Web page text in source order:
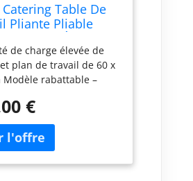
Catering Table De
Pliante Pliable
Professionnel
120/60KE (Capacité
kg, Surface De 60
Pieds Réglables
INOX)
de charge élevée de
plan de travail de 60 x
Modèle rabattable –
à ressorts astucieux –
et démontage rapides
de qualité —
durable et facile à
Stabilité optimale –
€